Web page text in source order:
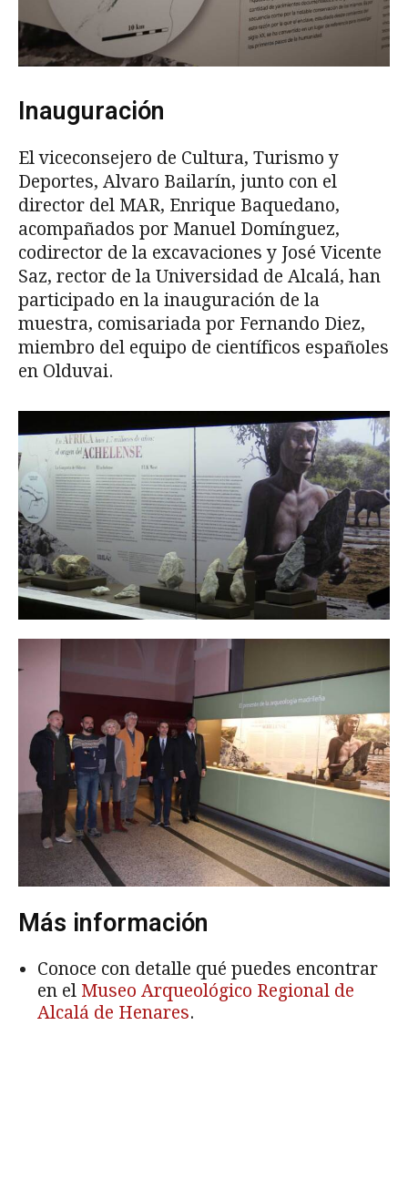
Inauguración
El viceconsejero de Cultura, Turismo y
Deportes, Alvaro Bailarín, junto con el
director del MAR, Enrique Baquedano,
acompañados por Manuel Domínguez,
codirector de la excavaciones y José Vicente
Saz, rector de la Universidad de Alcalá, han
participado en la inauguración de la
muestra, comisariada por Fernando Diez,
miembro del equipo de científicos españoles
en Olduvai.
Más información
Conoce con detalle qué puedes encontrar
en el Museo Arqueológico Regional de
Alcalá de Henares.